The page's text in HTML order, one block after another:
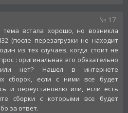
№ 17
тема встала хорошо, но возникла
(после перезагрузки не находит
из тех случаев, когда стоит не
: оригинальная это обязательно
или нет? Нашел в интернете
сборок, если с ними все будет
и переустановлю или, если есть
сборки с которыми все будет
за ответ.